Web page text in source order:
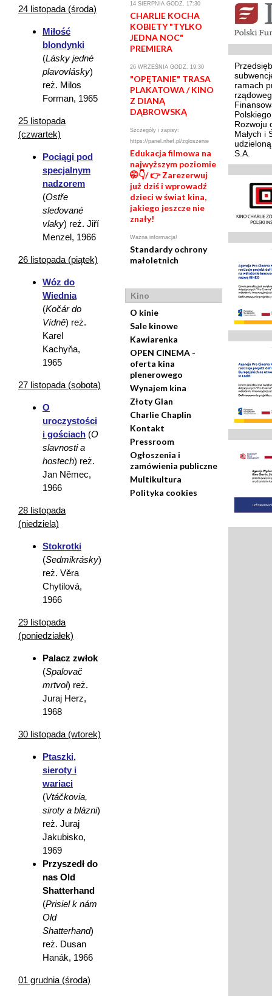
24 listopada (środa)
Miłość
blondynki
(Lásky jedné
plavovlásky)
reż. Milos
Forman, 1965
25 listopada
(czwartek)
Pociągi pod
specjalnym
nadzorem
(Ostře
sledované
vlaky) reż. Jiří
Menzel, 1966
26 listopada (piątek)
Wóz do
Wiednia
(Kočár do
Vídně) reż.
Karel
Kachyňa,
1965
27 listopada (sobota)
O
uroczystości
i gościach (O
slavnosti a
hostech) reż.
Jan Němec,
1966
28 listopada
(niedziela)
Stokrotki
(Sedmikrásky)
reż. Věra
Chytilová,
1966
29 listopada
(poniedziałek)
Palacz zwłok
(Spalovač
mrtvol) reż.
Juraj Herz,
1968
30 listopada (wtorek)
Ptaszki,
sieroty i
wariaci
(Vtáčkovia,
siroty a blázni)
reż. Juraj
Jakubisko,
1969
Przyszedł do
nas Old
Shatterhand
(Prisiel k nám
Old
Shatterhand)
reż. Dusan
Hanák, 1966
01 grudnia (środa)
14 SIERPNIA GODZ. 17:30
CHARLIE KOCHA
KOBIETY "TYLKO
JEDNA NOC"
PREMIERA
26 WRZEŚNIA GODZ. 19:30
"OPĘTANIE" TRASA
PLAKATOWA / KINO
Z DIANĄ
DĄBROWSKĄ
Szczegóły i zapisy:
https://panel.nhef.pl/zgloszenie
Edukacja filmowa na
najwyższym poziomie
🤭👇/ 👉 Zarezerwuj
już dziś i wprowadź
dzieci w świat kina,
jakiego jeszcze nie
znały!
Ważna informacja!
Standardy ochrony
małoletnich
Kino
O kinie
Sale kinowe
Kawiarenka
OPEN CINEMA -
oferta kina
plenerowego
Wynajem kina
Złoty Glan
Charlie Chaplin
Kontakt
Pressroom
Ogłoszenia i
zamówienia publiczne
Multikultura
Polityka cookies
ramach
Rozwoju
Małych i
S.A.